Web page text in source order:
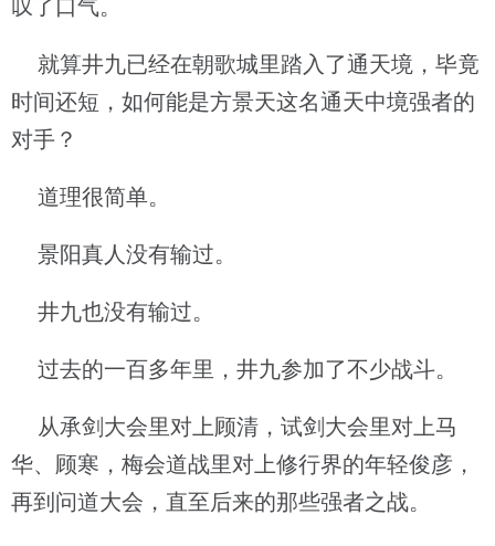
叹了口气。
就算井九已经在朝歌城里踏入了通天境，毕竟
时间还短，如何能是方景天这名通天中境强者的
对手？
道理很简单。
景阳真人没有输过。
井九也没有输过。
过去的一百多年里，井九参加了不少战斗。
从承剑大会里对上顾清，试剑大会里对上马
华、顾寒，梅会道战里对上修行界的年轻俊彦，
再到问道大会，直至后来的那些强者之战。